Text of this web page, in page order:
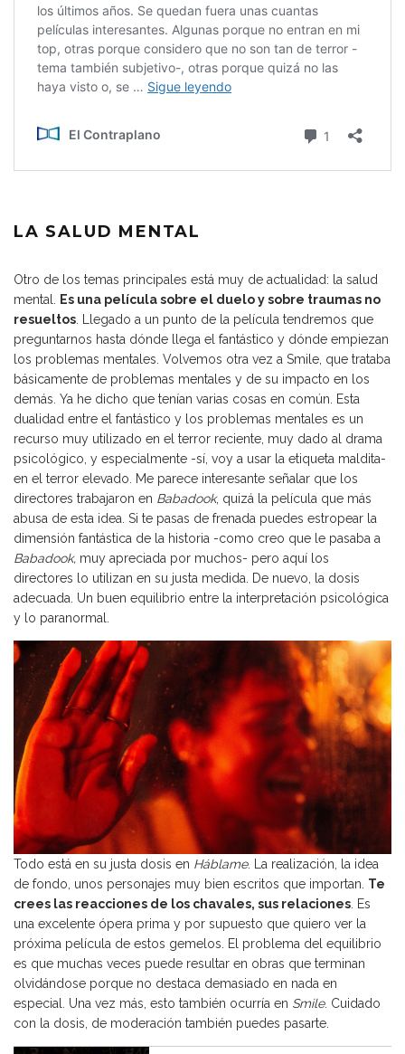
LA SALUD MENTAL
Otro de los temas principales está muy de actualidad: la salud
mental. Es una película sobre el duelo y sobre traumas no
resueltos. Llegado a un punto de la película tendremos que
preguntarnos hasta dónde llega el fantástico y dónde empiezan
los problemas mentales. Volvemos otra vez a Smile, que trataba
básicamente de problemas mentales y de su impacto en los
demás. Ya he dicho que tenían varias cosas en común. Esta
dualidad entre el fantástico y los problemas mentales es un
recurso muy utilizado en el terror reciente, muy dado al drama
psicológico, y especialmente -sí, voy a usar la etiqueta maldita-
en el terror elevado. Me parece interesante señalar que los
directores trabajaron en Babadook, quizá la película que más
abusa de esta idea. Si te pasas de frenada puedes estropear la
dimensión fantástica de la historia -como creo que le pasaba a
Babadook, muy apreciada por muchos- pero aquí los
directores lo utilizan en su justa medida. De nuevo, la dosis
adecuada. Un buen equilibrio entre la interpretación psicológica
y lo paranormal.
Todo está en su justa dosis en Háblame. La realización, la idea
de fondo, unos personajes muy bien escritos que importan. Te
crees las reacciones de los chavales, sus relaciones . Es
una excelente ópera prima y por supuesto que quiero ver la
próxima película de estos gemelos. El problema del equilibrio
es que muchas veces puede resultar en obras que terminan
olvidándose porque no destaca demasiado en nada en
especial. Una vez más, esto también ocurría en Smile. Cuidado
con la dosis, de moderación también puedes pasarte.